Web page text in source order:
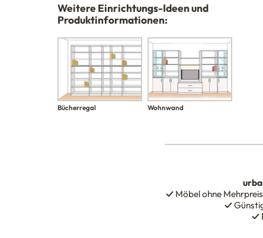
Weitere Einrichtungs-Ideen und
Produktinformationen:
Bücherregal Wohnwand
✓Möbel ohne
✓
✓